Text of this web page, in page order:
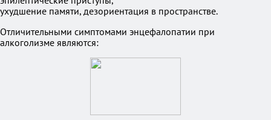
ухудшение памяти, дезориентация в пространстве.
Отличительными симптомами энцефалопатии при
алкоголизме являются: